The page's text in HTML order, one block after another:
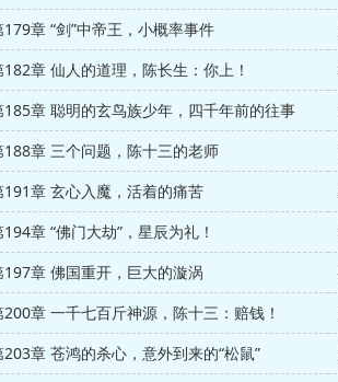
179章 “剑”中帝王，小概率事件
182章 仙人的道理，陈长生：你上！
185章 聪明的玄鸟族少年，四千年前的往事
188章 三个问题，陈十三的老师
191章 玄心入魔，活着的痛苦
194章 “佛门大劫”，星辰为礼！
197章 佛国重开，巨大的漩涡
200章 一千七百斤神源，陈十三：赔钱！
203章 苍鸿的杀心，意外到来的“松鼠”